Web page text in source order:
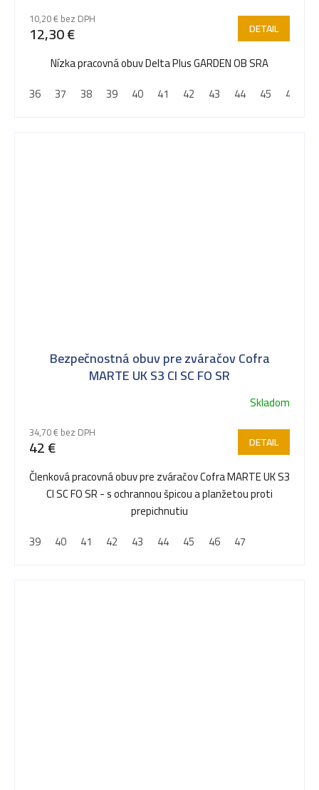
produktu
je
5
10,20 € bez DPH
12,30 € DETAIL
Nízka pracovná obuv Delta Plus GARDEN OB SRA
36
37 38 39 40 41 42 43 44 45 46
Bezpečnostná obuv pre zváračov Cofra
MARTE UK S3 CI SC FO SR
Skladom
34,70 € bez DPH
42 € DETAIL
Členková pracovná obuv pre zváračov Cofra MARTE UK S3
CI SC FO SR - s ochrannou špicou a planžetou proti
prepichnutiu
39
40 41 42 43 44 45 46 47